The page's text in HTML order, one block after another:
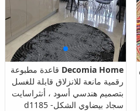
Decomia Home قاعدة مطبوعة
رقمية مانعة للانزلاق قابلة للغسل
بتصميم هندسي أسود ، أنثراسايت
سجاد بيضاوي الشكل- d1185